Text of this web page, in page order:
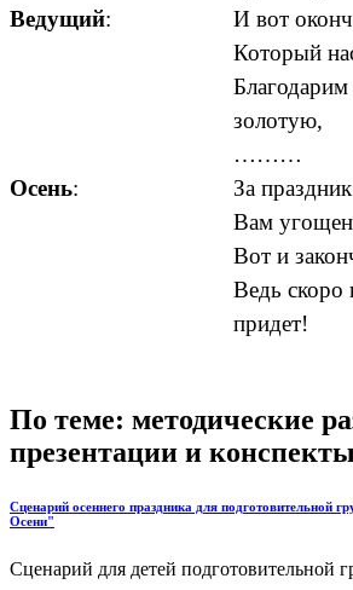
Ведущий:
И вот
Который
золотую,
Осень:
За
Вам
Вот и
Ведь скоро
придет!
По теме: методические
презентации и конспекты
Сценарий осеннего праздника для подготовительной
Осени"
Сценарий для детей подготовительной